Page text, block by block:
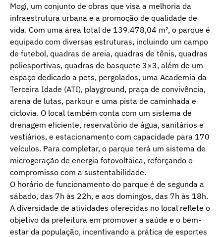
Mogi, um conjunto de obras que visa a melhoria da
infraestrutura urbana e a promoção de qualidade de
vida. Com uma área total de 139.478,04 m², o parque é
equipado com diversas estruturas, incluindo um campo
de futebol, quadras de areia, quadras de tênis, quadras
poliesportivas, quadras de basquete 3×3, além de um
espaço dedicado a pets, pergolados, uma Academia da
Terceira Idade (ATI), playground, praça de convivência,
arena de lutas, parkour e uma pista de caminhada e
ciclovia. O local também conta com um sistema de
drenagem eficiente, reservatório de água, sanitários e
vestiários, e estacionamento com capacidade para 170
veículos. Para completar, o parque terá um sistema de
microgeração de energia fotovoltaica, reforçando o
compromisso com a sustentabilidade.
O horário de funcionamento do parque é de segunda a
sábado, das 7h às 22h, e aos domingos, das 7h às 18h.
A diversidade de atividades oferecidas no local reflete o
objetivo da prefeitura em promover a saúde e o bem-
estar da população, incentivando a prática de esportes